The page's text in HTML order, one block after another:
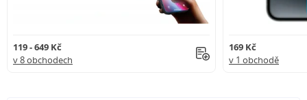
119 - 649 Kč
v 8 obchodech
169 Kč
v 1 obchodě